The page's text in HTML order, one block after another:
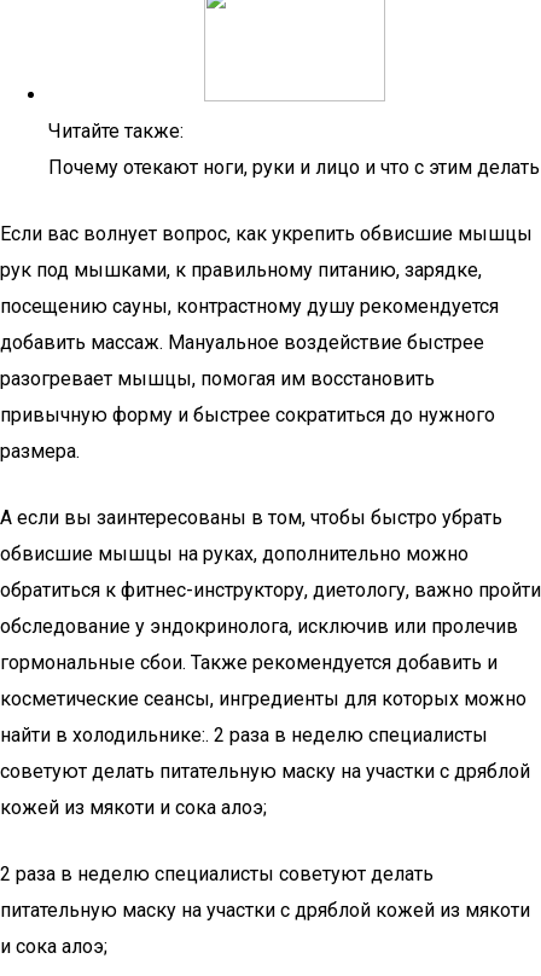
Читайте также:
Почему отекают ноги, руки и лицо и что с этим делать
Если вас волнует вопрос, как укрепить обвисшие мышцы
рук под мышками, к правильному питанию, зарядке,
посещению сауны, контрастному душу рекомендуется
добавить массаж. Мануальное воздействие быстрее
разогревает мышцы, помогая им восстановить
привычную форму и быстрее сократиться до нужного
размера.
А если вы заинтересованы в том, чтобы быстро убрать
обвисшие мышцы на руках, дополнительно можно
обратиться к фитнес-инструктору, диетологу, важно пройти
обследование у эндокринолога, исключив или пролечив
гормональные сбои. Также рекомендуется добавить и
косметические сеансы, ингредиенты для которых можно
найти в холодильнике:. 2 раза в неделю специалисты
советуют делать питательную маску на участки с дряблой
кожей из мякоти и сока алоэ;
2 раза в неделю специалисты советуют делать
питательную маску на участки с дряблой кожей из мякоти
и сока алоэ;